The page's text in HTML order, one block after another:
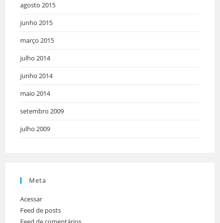
agosto 2015
junho 2015
março 2015
julho 2014
junho 2014
maio 2014
setembro 2009
julho 2009
Meta
Acessar
Feed de posts